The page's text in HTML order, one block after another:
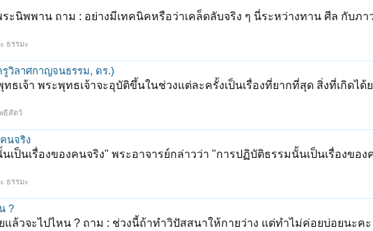
ระนิพพาน ถาม : อย่างมีเทคนิคหรือว่าเคล็ดลับจริง ๆ นี่ระหว่างทาน ศีล กับภา
ธรรมะ
วิลาศกาญจนธรรม, ดร.)
ธเจ้า พระพุทธเจ้าจะอุบัติขึ้นในช่วงแต่ละครั้งเป็นเรื่องที่ยากที่สุด สิ่งที่เกิดได้
ธิสัตว์
นจริง
เป็นเรื่องของคนจริง" พระอาจารย์กล่าวว่า "การปฏิบัติธรรมนั้นเป็นเรื่องของค
ธรรมะ
?
ยแล้วจะไปไหน ? ถาม : ช่วงนี้ถ้าทำวิปัสสนาให้กายว่าง แต่ทำไม่ค่อยบ่อยนะค